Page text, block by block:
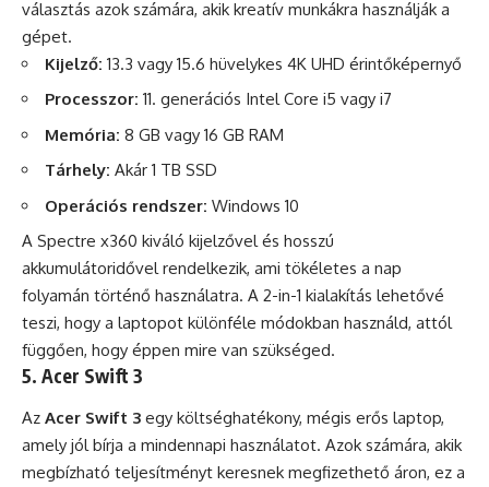
választás azok számára, akik kreatív munkákra használják a
gépet.
Kijelző: 13.3 vagy 15.6 hüvelykes 4K UHD érintőképernyő
Processzor: 11. generációs Intel Core i5 vagy i7
Memória: 8 GB vagy 16 GB RAM
Tárhely: Akár 1 TB SSD
Operációs rendszer: Windows 10
A Spectre x360 kiváló kijelzővel és hosszú
akkumulátoridővel rendelkezik, ami tökéletes a nap
folyamán történő használatra. A 2-in-1 kialakítás lehetővé
teszi, hogy a laptopot különféle módokban használd, attól
függően, hogy éppen mire van szükséged.
5. Acer Swift 3
Az Acer Swift 3 egy költséghatékony, mégis erős laptop,
amely jól bírja a mindennapi használatot. Azok számára, akik
megbízható teljesítményt keresnek megfizethető áron, ez a